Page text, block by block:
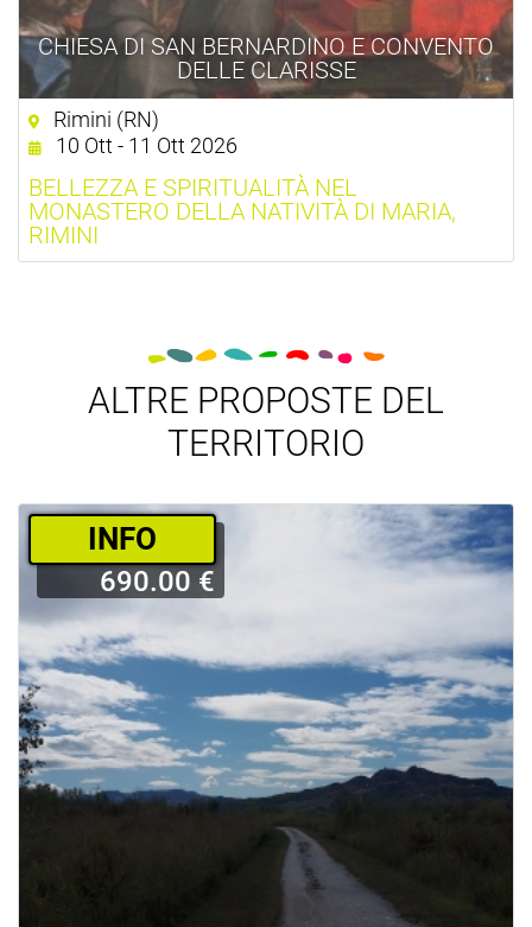
CHIESA DI SAN BERNARDINO E CONVENTO
DELLE CLARISSE
Rimini (RN)
10 Ott - 11 Ott 2026
BELLEZZA E SPIRITUALITÀ NEL
MONASTERO DELLA NATIVITÀ DI MARIA,
RIMINI
ALTRE PROPOSTE DEL
TERRITORIO
­INFO
690.00 €